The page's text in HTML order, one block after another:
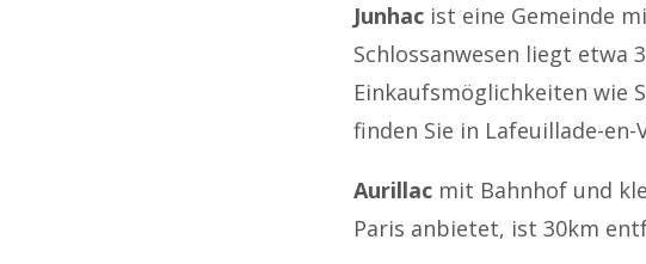
Junhacist eine Gemeinde
Schlossanwesen liegt etwa
Einkaufsmöglichkeiten wie
finden Sie in Lafeuillade-
Aurillacmit Bahnhof und
Paris anbietet, ist 30km